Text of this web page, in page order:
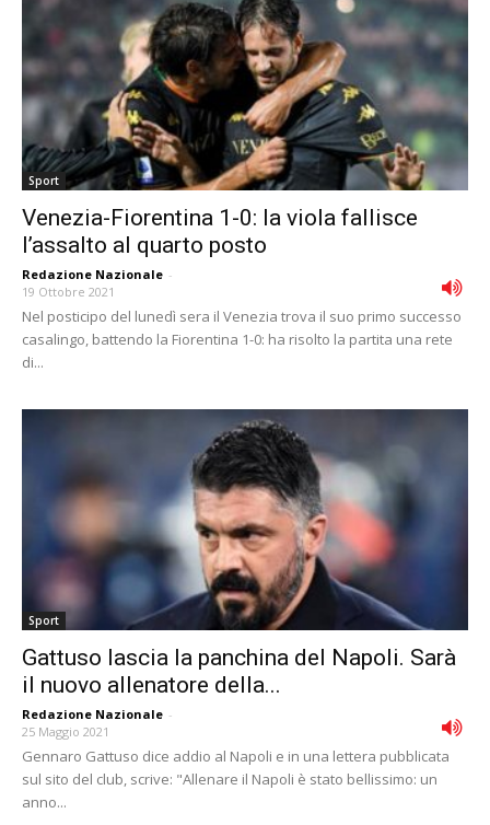
Sport
Venezia-Fiorentina 1-0: la viola fallisce
l’assalto al quarto posto
Redazione Nazionale -
19 Ottobre 2021
Nel posticipo del lunedì sera il Venezia trova il suo primo successo
casalingo, battendo la Fiorentina 1-0: ha risolto la partita una rete
di...
Sport
Gattuso lascia la panchina del Napoli. Sarà
il nuovo allenatore della...
Redazione Nazionale -
25 Maggio 2021
Gennaro Gattuso dice addio al Napoli e in una lettera pubblicata
sul sito del club, scrive: "Allenare il Napoli è stato bellissimo: un
anno...